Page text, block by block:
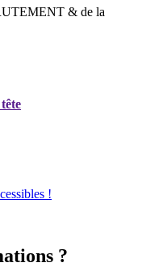
& de la
!
?